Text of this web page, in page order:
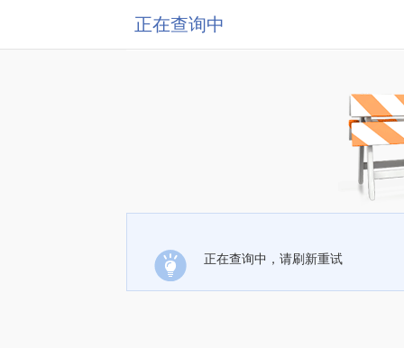
正在查询中
正在查询中，请刷新重试